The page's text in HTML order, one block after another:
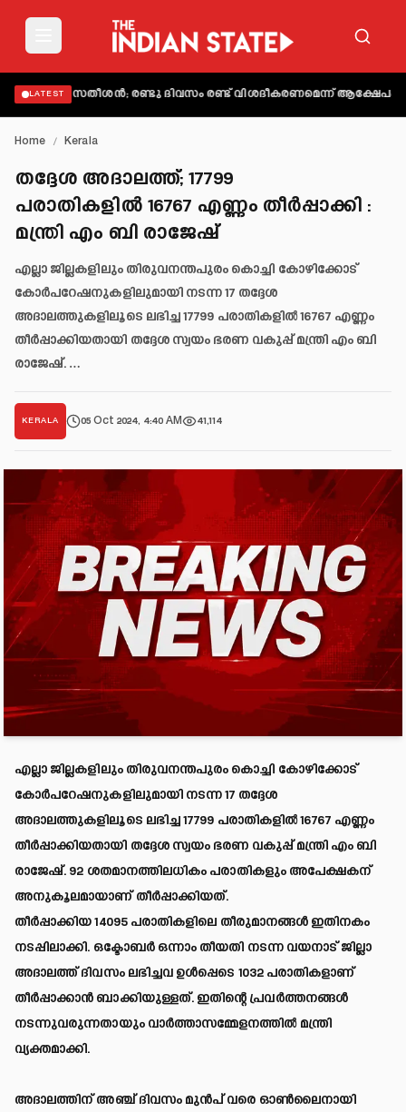
LATESTസതീശൻ; രണ്ടു ദിവസം രണ്ട് വിശദീകരണമെന്ന് ആക്ഷേപം അബിന്‍
Home / Kerala
തദ്ദേശ അദാലത്ത്; 17799
പരാതികളിൽ 16767 എണ്ണം തീർപ്പാക്കി :
മന്ത്രി എം ബി രാജേഷ്
എല്ലാ ജില്ലകളിലും തിരുവനന്തപുരം കൊച്ചി കോഴിക്കോട്
കോർപറേഷനുകളിലുമായി നടന്ന 17 തദ്ദേശ
അദാലത്തുകളിലൂടെ ലഭിച്ച 17799 പരാതികളിൽ 16767 എണ്ണം
തീർപ്പാക്കിയതായി തദ്ദേശ സ്വയം ഭരണ വകുപ്പ് മന്ത്രി എം ബി
രാജേഷ്. …
KERALA 05 Oct 2024, 4:40 AM 41,114
എല്ലാ ജില്ലകളിലും തിരുവനന്തപുരം കൊച്ചി കോഴിക്കോട്
കോർപറേഷനുകളിലുമായി നടന്ന 17 തദ്ദേശ
അദാലത്തുകളിലൂടെ ലഭിച്ച 17799 പരാതികളിൽ 16767 എണ്ണം
തീർപ്പാക്കിയതായി തദ്ദേശ സ്വയം ഭരണ വകുപ്പ് മന്ത്രി എം ബി
രാജേഷ്. 92 ശതമാനത്തിലധികം പരാതികളും അപേക്ഷകന്
അനുകൂലമായാണ് തീർപ്പാക്കിയത്.
തീർപ്പാക്കിയ 14095 പരാതികളിലെ തീരുമാനങ്ങൾ ഇതിനകം
നടപ്പിലാക്കി. ഒക്ടോബർ ഒന്നാം തീയതി നടന്ന വയനാട് ജില്ലാ
അദാലത്ത് ദിവസം ലഭിച്ചവ ഉൾപ്പെടെ 1032 പരാതികളാണ്
തീർപ്പാക്കാൻ ബാക്കിയുള്ളത്. ഇതിന്റെ പ്രവർത്തനങ്ങൾ
നടന്നുവരുന്നതായും വാർത്താസമ്മേളനത്തിൽ മന്ത്രി
വ്യക്തമാക്കി.
അദാലത്തിന് അഞ്ച് ദിവസം മുൻപ് വരെ ഓൺലൈനായി